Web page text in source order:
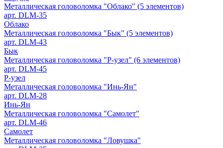
Металлическая головоломка "Облако" (5 элементов)
арт. DLM-35
Облако
Металлическая головоломка "Бык" (5 элементов)
арт. DLM-43
Бык
Металлическая головоломка "Р-узел" (6 элементов)
арт. DLM-45
Р-узел
Металлическая головоломка "Инь-Ян"
арт. DLM-28
Инь-Ян
Металлическая головоломка "Самолет"
арт. DLM-46
Самолет
Металлическая головоломка "Ловушка"